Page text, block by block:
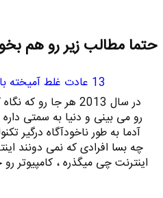
حتما مطالب زیر رو هم
13 عادت غلط آمیخته با تکنولوژی و روش های ترک آنها
در سال 2013 هر جا رو که
رو می بینی و دنیا به سمتی
آدما به طور ناخودآگاه درگیر
چه بسا افرادی که نمی دونند
اینترنت چی میگذره ، کامپیوتر